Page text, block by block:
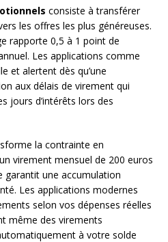
consiste à transférer
les offres les plus généreuses.
rapporte 0,5 à 1 point de
Les applications comme
et alertent dès qu’une
aux délais de virement qui
jours d’intérêts lors des
la contrainte en
virement mensuel de 200 euros
garantit une accumulation
Les applications modernes
selon vos dépenses réelles
même des virements
à votre solde